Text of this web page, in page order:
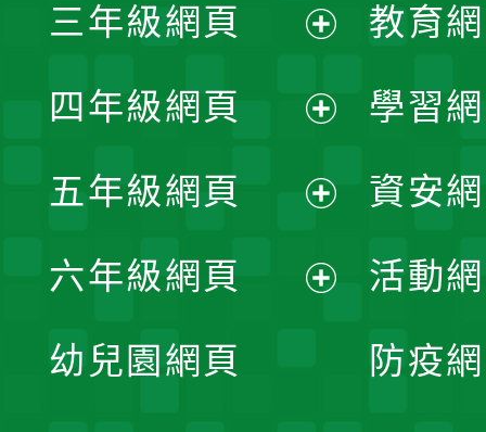
選
單
開
選
單
三年級網頁
開
選
單
四年級網頁
開
選
五年級網頁
開
六年級網頁
幼兒園網頁
教育
學習
資安
活動
防疫